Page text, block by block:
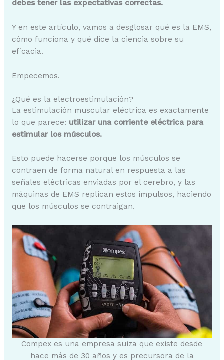
debes tener las expectativas correctas.
Y en este artículo, vamos a desglosar qué es la EMS,
cómo funciona y qué dice la ciencia sobre su
eficacia.
Empecemos.
¿Qué es la electroestimulación?
La estimulación muscular eléctrica es exactamente
lo que parece: utilizar una corriente eléctrica para
estimular los músculos.
Esto puede hacerse porque los músculos se
contraen de forma natural en respuesta a las
señales eléctricas enviadas por el cerebro, y las
máquinas de EMS replican estos impulsos, haciendo
que los músculos se contraigan.
Compex es una empresa suiza que existe desde
hace más de 30 años y es precursora de la